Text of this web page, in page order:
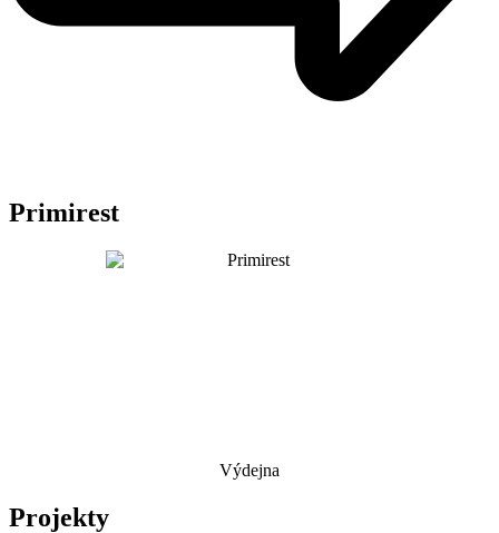
Primirest
Výdejna
Projekty